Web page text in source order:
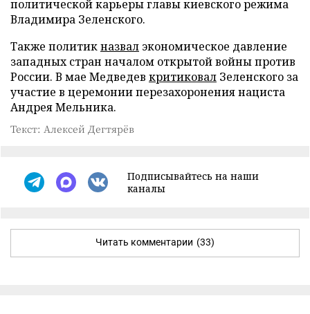
политической карьеры главы киевского режима
Владимира Зеленского.
Также политикназвал экономическое давление
западных стран началом открытой войны против
России. В мае Медведев критиковал Зеленского за
участие в церемонии перезахоронения нациста
Андрея Мельника.
Текст: Алексей Дегтярёв
Подписывайтесь на наши
каналы
Читать комментарии (33)